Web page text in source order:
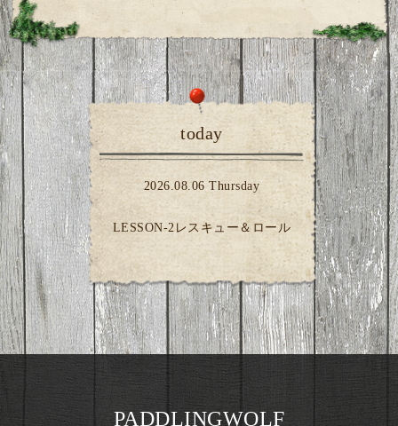
today
2026.08.06 Thursday
LESSON-2レスキュー＆ロール
PADDLINGWOLF